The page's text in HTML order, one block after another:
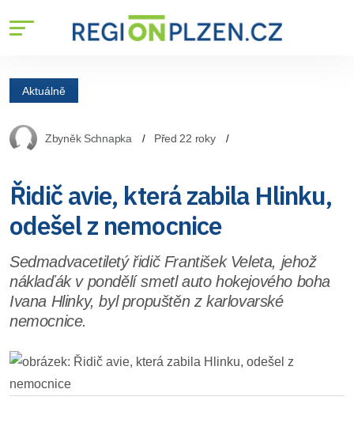
Aktuálně
Zbyněk Schnapka Před 22 roky
Řidič avie, která zabila Hlinku,
odešel z nemocnice
Sedmadvacetiletý řidič František Veleta, jehož
náklaďák v pondělí smetl auto hokejového boha
Ivana Hlinky, byl propuštěn z karlovarské
nemocnice.